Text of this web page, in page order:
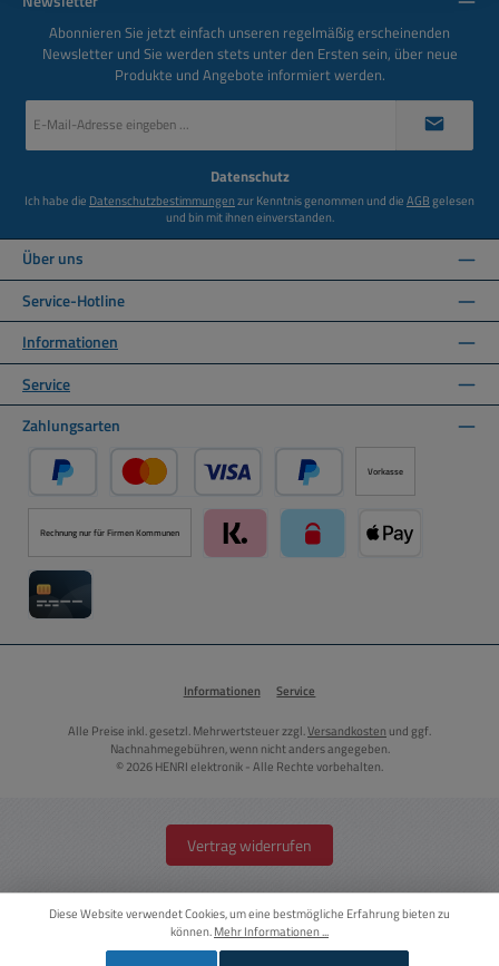
Abonnieren Sie jetzt einfach unseren regelmäßig erscheinenden
Newsletter und Sie werden stets unter den Ersten sein, über neue
Produkte und Angebote informiert werden.
Mail-
Datenschutz
Ich habe die Datenschutzbestimmungenzur Kenntnis genommen und dieAGBgelesen
und bin mit ihnen einverstanden.
Über uns
Service-Hotline
Informationen
Service
Zahlungsarten
PayPal Kredit- oder Debitkarte über PayPal
Später Bezahlen über PayPal
Vorkasse
Rechnung nur für Firmen Kommunen
Informationen Service
Alle Preise inkl. gesetzl. Mehrwertsteuer zzgl.Versandkosten und ggf.
Nachnahmegebühren, wenn nicht anders angegeben.
© 2026 HENRI elektronik - Alle Rechte vorbehalten.
Vertrag widerrufen
Diese Website verwendet Cookies, um eine bestmögliche Erfahrung bieten zu
können.Mehr Informationen ...